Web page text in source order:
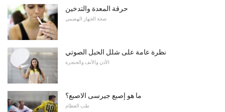
حرقة المعدة والتدخين
صحة الجهاز الهضمي
نظرة عامة على شلل الحبل الصوتي
الأذن والأنف والحنجرة
ما هو إصبع جيرسى الاصبع؟
طب العظام